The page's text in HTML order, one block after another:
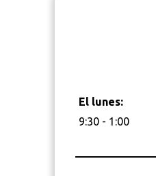
El lunes:
9:30 - 1:00